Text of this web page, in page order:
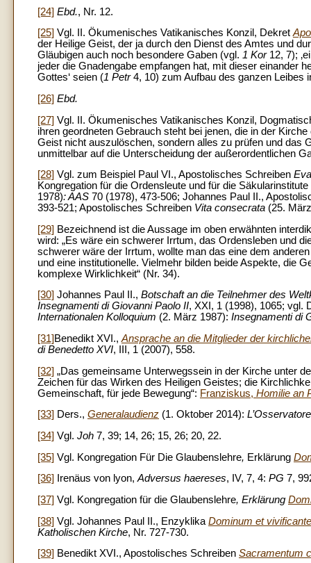
[24] Ebd., Nr. 12.
[25] Vgl. II. Ökumenisches Vatikanisches Konzil, Dekret
der Heilige Geist, der ja durch den Dienst des Amtes und
Gläubigen auch noch besondere Gaben (vgl. 1 Kor12, 7);
jeder die Gnadengabe empfangen hat, mit dieser einander
Gottes‘ seien (1 Petr4, 10) zum Aufbau des ganzen Leibes
[26] Ebd.
[27] Vgl. II. Ökumenisches Vatikanisches Konzil,
ihren geordneten Gebrauch steht bei jenen, die in der
Geist nicht auszulöschen, sondern alles zu prüfen und das
unmittelbar auf die Unterscheidung der außerordentlichen
[28] Vgl. zum Beispiel Paul VI., Apostolisches Schreiben
Kongregation für die Ordensleute und für die
1978): AAS 70 (1978), 473-506; Johannes Paul II.,
393-521; Apostolisches Schreiben Vita consecrata (25.
[29] Bezeichnend ist die Aussage im oben erwähnten
wird: „Es wäre ein schwerer Irrtum, das Ordensleben und
schwerer wäre der Irrtum, wollte man das eine dem
und eine institutionelle. Vielmehr bilden beide Aspekte, die
komplexe Wirklichkeit“ (Nr. 34).
[30] Johannes Paul II., Botschaft an die Teilnehmer des
Insegnamenti di Giovanni Paolo II, XXI, 1 (1998), 1065; vgl.
Internationalen Kolloquium (2. März 1987): Insegnamenti di
[31] Benedikt XVI., Ansprache an die Mitglieder der
di Benedetto XVI, III, 1 (2007), 558.
[32] „Das gemeinsame Unterwegssein in der Kirche unter
Zeichen für das Wirken des Heiligen Geistes; die
Gemeinschaft, für jede Bewegung“: Franziskus, Homilie an
[33] Ders., Generalaudienz (1. Oktober 2014):
[34] Vgl. Joh 7, 39; 14, 26; 15, 26; 20, 22.
[35] Vgl. Kongregation Für Die Glaubenslehre, Erklärung
[36]
Irenäus von lyon,Adversus haereses, IV, 7, 4: PG 7,
[37] Vgl. Kongregation für die Glaubenslehre, Erklärung
[38] Vgl. Johannes Paul II., Enzyklika Dominum et
Katholischen Kirche, Nr. 727-730.
[39] Benedikt XVI., Apostolisches Schreiben Sacramentum